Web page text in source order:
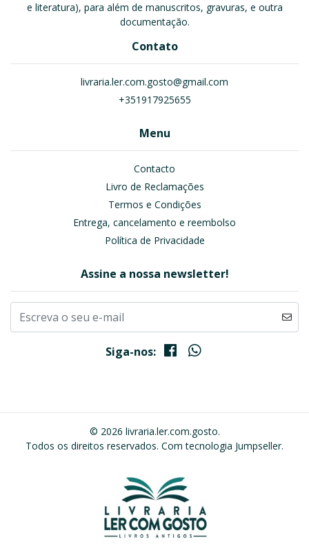
e literatura), para além de manuscritos, gravuras, e outra
documentação.
Contato
livraria.ler.com.gosto@gmail.com
+351917925655
Menu
Contacto
Livro de Reclamações
Termos e Condições
Entrega, cancelamento e reembolso
Política de Privacidade
Assine a nossa newsletter!
Siga-nos:
© 2026 livraria.ler.com.gosto.
Todos os direitos reservados. Com tecnologia Jumpseller.